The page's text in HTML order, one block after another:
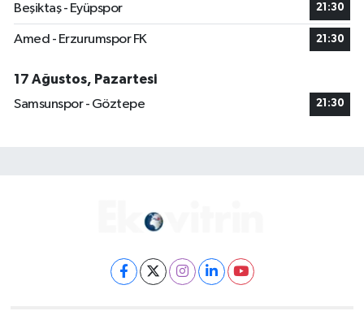
Beşiktaş - Eyüpspor 21:30
Amed - Erzurumspor FK 21:30
17 Ağustos, Pazartesi
Samsunspor - Göztepe
21:30